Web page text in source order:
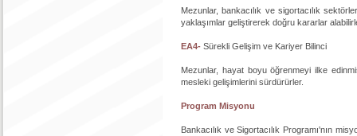
Mezunlar, bankacılık ve sigortacılık
yaklaşımlar geliştirerek doğru kararlar
EA4- Sürekli Gelişim ve Kariyer Bilinci
Mezunlar, hayat boyu öğrenmeyi ilke
mesleki gelişimlerini sürdürürler.
Program Misyonu
Bankacılık ve Sigortacılık Programı'nın